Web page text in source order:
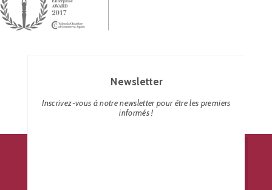
Newsletter
Inscrivez-vous à notre newsletter pour être les premiers
informés !